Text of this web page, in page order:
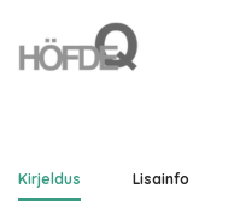
Kirjeldus Lisainfo